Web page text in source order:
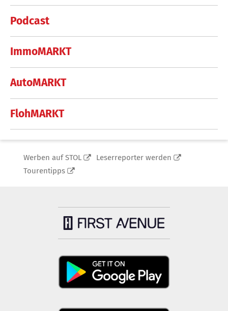
Podcast
ImmoMARKT
AutoMARKT
FlohMARKT
Werben auf STOL
Leserreporter werden
Tourentipps